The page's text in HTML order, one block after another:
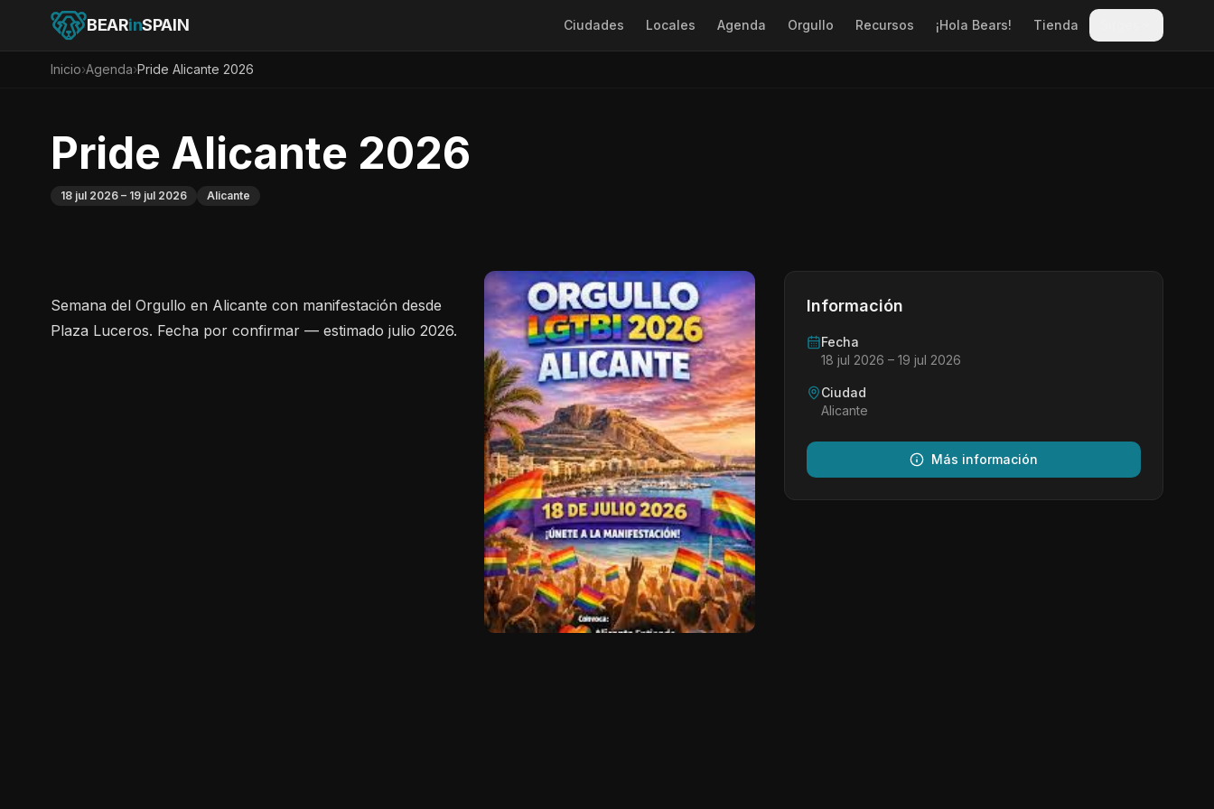
BEARinSPAIN Ciudades Locales Agenda Orgullo Recursos ¡Hola Bears! Tienda
Inicio›Agenda›Pride Alicante 2026
Pride Alicante 2026
18 jul 2026 – 19 jul 2026 Alicante
Información
Fecha
18 jul 2026 – 19 jul 2026
Ciudad
Alicante
Más información
Semana del Orgullo en Alicante con manifestación desde
Plaza Luceros. Fecha por confirmar — estimado julio 2026.